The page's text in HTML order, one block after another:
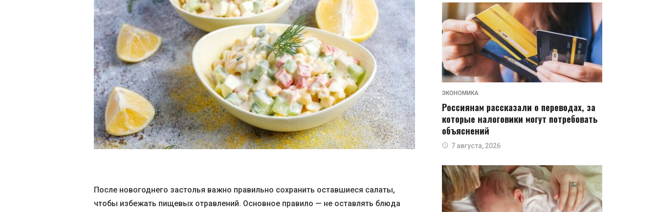
После новогоднего застолья важно правильно сохранить оставшиеся салаты,
чтобы избежать пищевых отравлений. Основное правило — не оставлять блюда
ЭКОНОМИКА
Россиянам рассказали о переводах, за
которые налоговики могут потребовать
объяснений
7 августа, 2026